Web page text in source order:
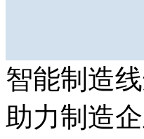
智能制造
助力制造企